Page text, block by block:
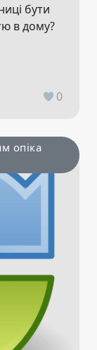
бути
в дому?
0
опіка